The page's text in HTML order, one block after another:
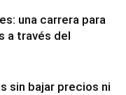
una carrera para
a través del
sin bajar precios ni